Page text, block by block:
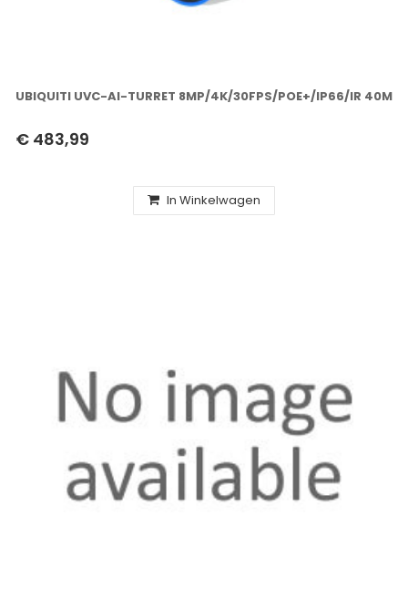
UBIQUITI UVC-AI-TURRET 8MP/4K/30FPS/POE+/IP66/IR 40M
€ 483,99
In Winkelwagen